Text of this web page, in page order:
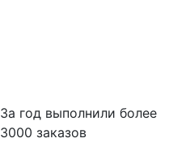
За год выполнили более
3000 заказов